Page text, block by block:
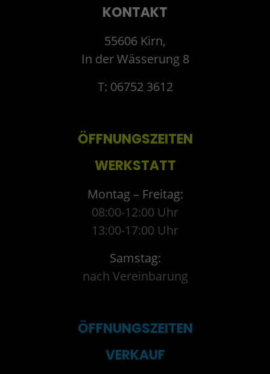
KONTAKT
55606 Kirn,
In der Wässerung 8
T: 06752 3612
ÖFFNUNGSZEITEN
WERKSTATT
Montag – Freitag:
08:00-12:00 Uhr
13:00-17:00 Uhr
Samstag:
nach Vereinbarung
ÖFFNUNGSZEITEN
VERKAUF